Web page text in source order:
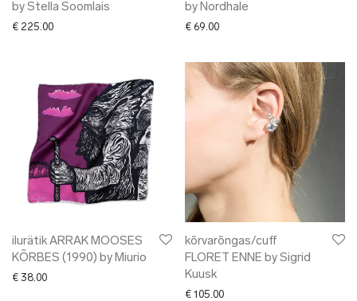
by Stella Soomlais
€ 225.00
by Nordhale
€ 69.00
ilurätik ARRAK MOOSES
KÕRBES (1990) by Miurio
€ 38.00
kõrvarõngas/cuff
FLORET ENNE by Sigrid
Kuusk
€ 105.00